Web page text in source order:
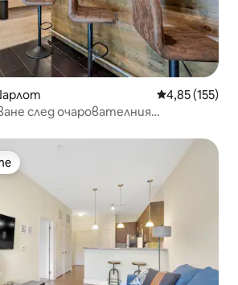
Средна
4,85 (155)
след очарователния